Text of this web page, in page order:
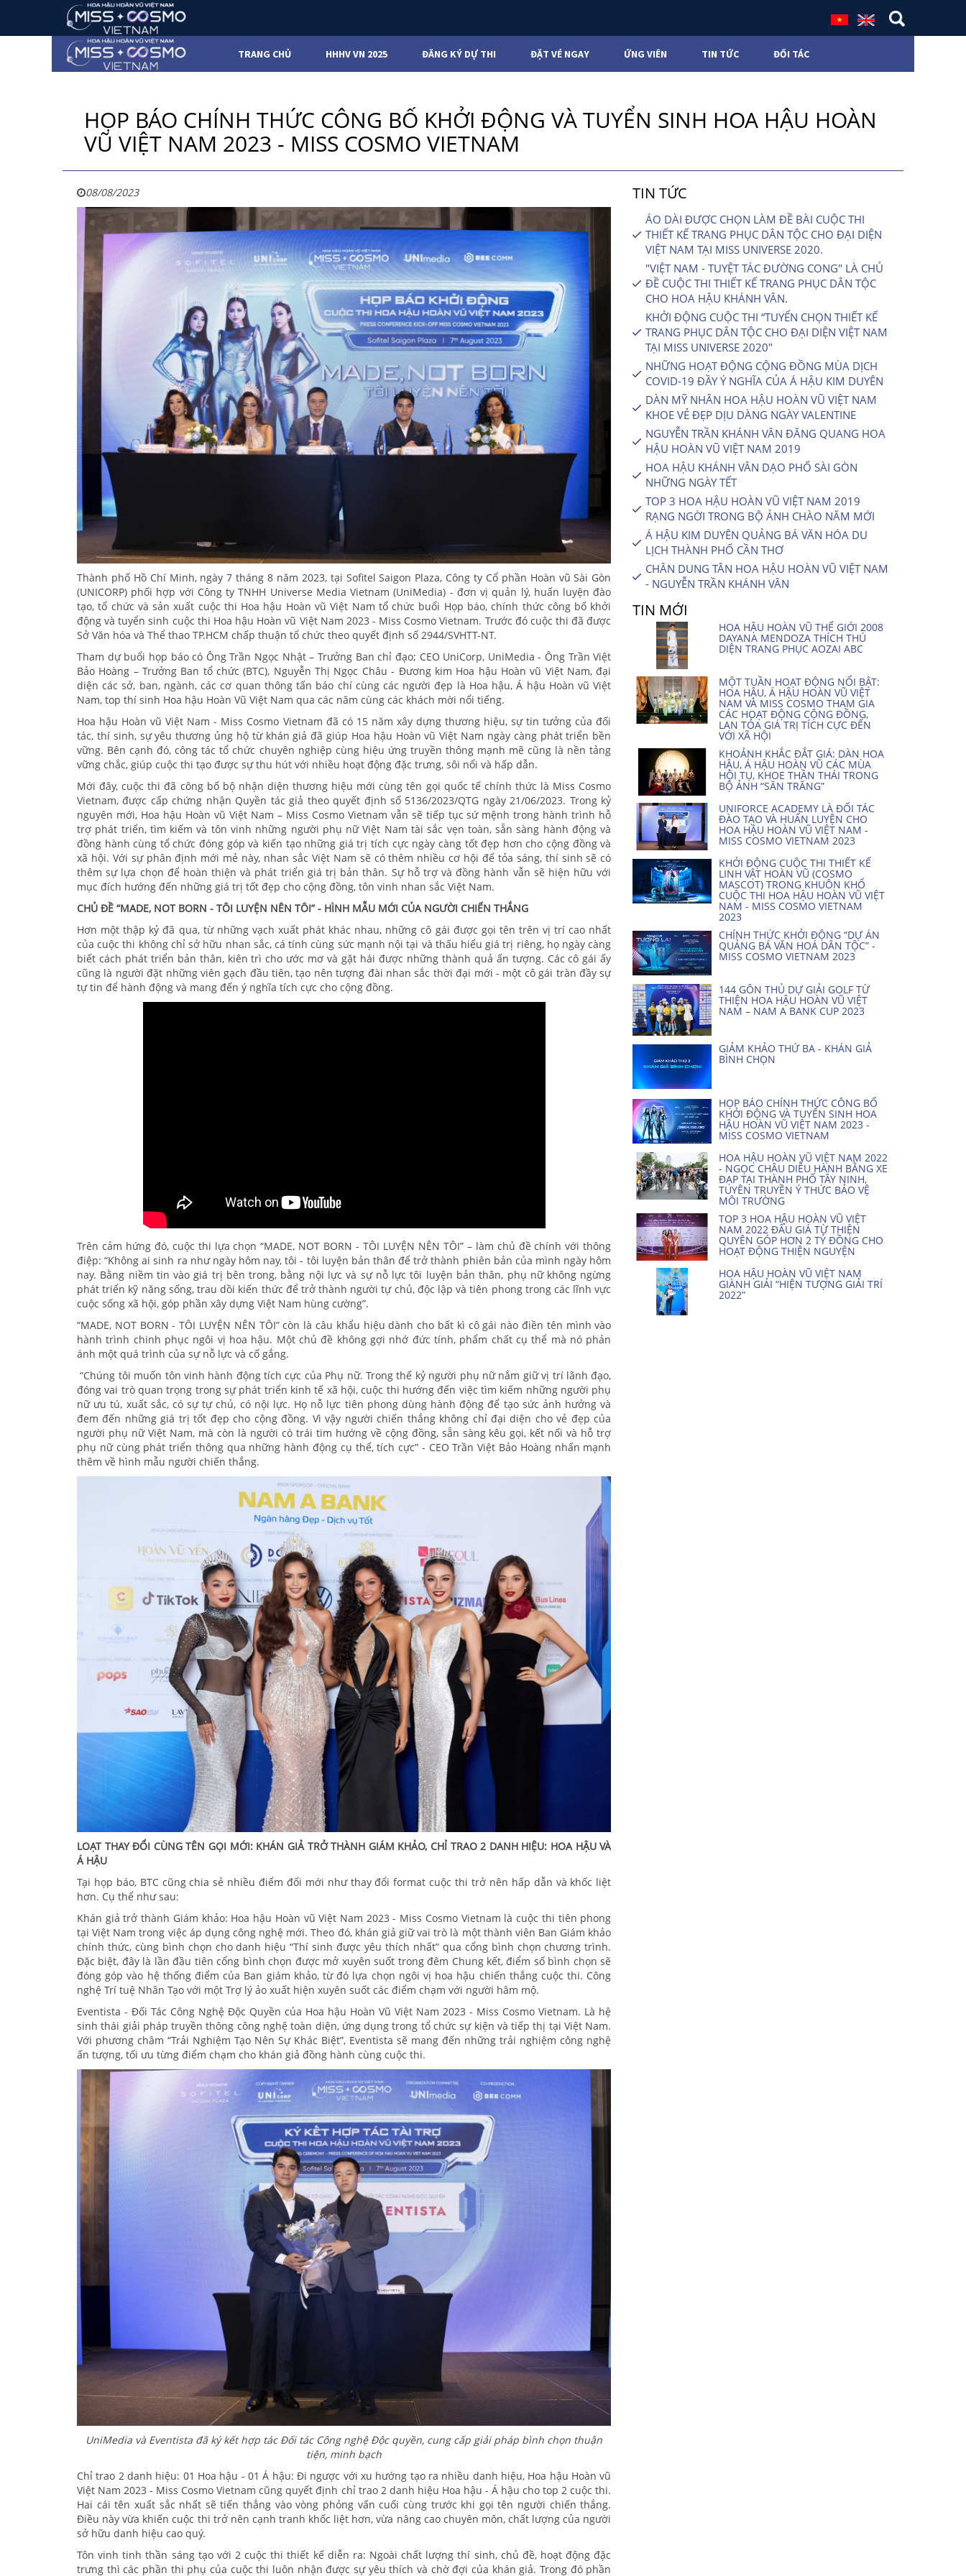
TRANG CHỦ HHHV VN 2025 ĐĂNG KÝ DỰ THI ĐẶT VÉ NGAY ỨNG VIÊN TIN TỨC ĐỐI TÁC
HỌP BÁO CHÍNH THỨC CÔNG BỐ KHỞI ĐỘNG VÀ TUYỂN SINH HOA HẬU HOÀN
VŨ VIỆT NAM 2023 - MISS COSMO VIETNAM
08/08/2023
Thành phố Hồ Chí Minh, ngày 7 tháng 8 năm 2023, tại Sofitel Saigon Plaza, Công ty Cổ phần Hoàn vũ Sài Gòn
(UNICORP) phối hợp với Công ty TNHH Universe Media Vietnam (UniMedia) - đơn vị quản lý, huấn luyện đào
tạo, tổ chức và sản xuất cuộc thi Hoa hậu Hoàn vũ Việt Nam tổ chức buổi Họp báo, chính thức công bố khởi
động và tuyển sinh cuộc thi Hoa hậu Hoàn vũ Việt Nam 2023 - Miss Cosmo Vietnam. Trước đó cuộc thi đã được
Sở Văn hóa và Thể thao TP.HCM chấp thuận tổ chức theo quyết định số 2944/SVHTT-NT.
Tham dự buổi họp báo có Ông Trần Ngọc Nhật – Trưởng Ban chỉ đạo; CEO UniCorp, UniMedia - Ông Trần Việt
Bảo Hoàng – Trưởng Ban tổ chức (BTC), Nguyễn Thị Ngọc Châu - Đương kim Hoa hậu Hoàn vũ Việt Nam, đại
diện các sở, ban, ngành, các cơ quan thông tấn báo chí cùng các người đẹp là Hoa hậu, Á hậu Hoàn vũ Việt
Nam, top thí sinh Hoa hậu Hoàn Vũ Việt Nam qua các năm cùng các khách mời nổi tiếng.
Hoa hậu Hoàn vũ Việt Nam - Miss Cosmo Vietnam đã có 15 năm xây dựng thương hiệu, sự tin tưởng của đối
tác, thí sinh, sự yêu thương ủng hộ từ khán giả đã giúp Hoa hậu Hoàn vũ Việt Nam ngày càng phát triển bền
vững. Bên cạnh đó, công tác tổ chức chuyên nghiệp cùng hiệu ứng truyền thông mạnh mẽ cũng là nền tảng
vững chắc, giúp cuộc thi tạo được sự thu hút với nhiều hoạt động đặc trưng, sôi nổi và hấp dẫn.
Mới đây, cuộc thi đã công bố bộ nhận diện thương hiệu mới cùng tên gọi quốc tế chính thức là Miss Cosmo
Vietnam, được cấp chứng nhận Quyền tác giả theo quyết định số 5136/2023/QTG ngày 21/06/2023. Trong kỷ
nguyên mới, Hoa hậu Hoàn vũ Việt Nam – Miss Cosmo Vietnam vẫn sẽ tiếp tục sứ mệnh trong hành trình hỗ
trợ phát triển, tìm kiếm và tôn vinh những người phụ nữ Việt Nam tài sắc vẹn toàn, sẵn sàng hành động và
đồng hành cùng tổ chức đóng góp và kiến tạo những giá trị tích cực ngày càng tốt đẹp hơn cho cộng đồng và
xã hội. Với sự phân định mới mẻ này, nhan sắc Việt Nam sẽ có thêm nhiều cơ hội để tỏa sáng, thí sinh sẽ có
thêm sự lựa chọn để hoàn thiện và phát triển giá trị bản thân. Sự hỗ trợ và đồng hành vẫn sẽ hiện hữu với
mục đích hướng đến những giá trị tốt đẹp cho cộng đồng, tôn vinh nhan sắc Việt Nam.
CHỦ ĐỀ “MADE, NOT BORN - TÔI LUYỆN NÊN TÔI” - HÌNH MẪU MỚI CỦA NGƯỜI CHIẾN THẮNG
Hơn một thập kỷ đã qua, từ những vạch xuất phát khác nhau, những cô gái được gọi tên trên vị trí cao nhất
của cuộc thi không chỉ sở hữu nhan sắc, cá tính cùng sức mạnh nội tại và thấu hiểu giá trị riêng, họ ngày càng
biết cách phát triển bản thân, kiên trì cho ước mơ và gặt hái được những thành quả ấn tượng. Các cô gái ấy
cũng là người đặt những viên gạch đầu tiên, tạo nên tượng đài nhan sắc thời đại mới - một cô gái tràn đầy sự
tự tin để hành động và mang đến ý nghĩa tích cực cho cộng đồng.
Trên cảm hứng đó, cuộc thi lựa chọn “MADE, NOT BORN - TÔI LUYỆN NÊN TÔI” – làm chủ đề chính với thông
điệp: “Không ai sinh ra như ngày hôm nay, tôi - tôi luyện bản thân để trở thành phiên bản của mình ngày hôm
nay. Bằng niềm tin vào giá trị bên trong, bằng nội lực và sự nỗ lực tôi luyện bản thân, phụ nữ không ngừng
phát triển kỹ năng sống, trau dồi kiến thức để trở thành người tự chủ, độc lập và tiên phong trong các lĩnh vực
cuộc sống xã hội, góp phần xây dựng Việt Nam hùng cường”.
“MADE, NOT BORN - TÔI LUYỆN NÊN TÔI” còn là câu khẩu hiệu dành cho bất kì cô gái nào điền tên mình vào
hành trình chinh phục ngôi vị hoa hậu. Một chủ đề không gợi nhớ đức tính, phẩm chất cụ thể mà nó phản
ánh một quá trình của sự nỗ lực và cố gắng.
“Chúng tôi muốn tôn vinh hành động tích cực của Phụ nữ. Trong thế kỷ người phụ nữ nắm giữ vị trí lãnh đạo,
đóng vai trò quan trọng trong sự phát triển kinh tế xã hội, cuộc thi hướng đến việc tìm kiếm những người phụ
nữ ưu tú, xuất sắc, có sự tự chủ, có nội lực. Họ nỗ lực tiên phong dùng hành động để tạo sức ảnh hưởng và
đem đến những giá trị tốt đẹp cho cộng đồng. Vì vậy người chiến thắng không chỉ đại diện cho vẻ đẹp của
người phụ nữ Việt Nam, mà còn là người có trái tim hướng về cộng đồng, sẵn sàng kêu gọi, kết nối và hỗ trợ
phụ nữ cùng phát triển thông qua những hành động cụ thể, tích cực” - CEO Trần Việt Bảo Hoàng nhấn mạnh
thêm về hình mẫu người chiến thắng.
LOẠT THAY ĐỔI CÙNG TÊN GỌI MỚI: KHÁN GIẢ TRỞ THÀNH GIÁM KHẢO, CHỈ TRAO 2 DANH HIỆU: HOA HẬU VÀ
Á HẬU
Tại họp báo, BTC cũng chia sẻ nhiều điểm đổi mới như thay đổi format cuộc thi trở nên hấp dẫn và khốc liệt
hơn. Cụ thể như sau:
Khán giả trở thành Giám khảo: Hoa hậu Hoàn vũ Việt Nam 2023 - Miss Cosmo Vietnam là cuộc thi tiên phong
tại Việt Nam trong việc áp dụng công nghệ mới. Theo đó, khán giả giữ vai trò là một thành viên Ban Giám khảo
chính thức, cùng bình chọn cho danh hiệu “Thí sinh được yêu thích nhất” qua cổng bình chọn chương trình.
Đặc biệt, đây là lần đầu tiên cổng bình chọn được mở xuyên suốt trong đêm Chung kết, điểm số bình chọn sẽ
đóng góp vào hệ thống điểm của Ban giám khảo, từ đó lựa chọn ngôi vị hoa hậu chiến thắng cuộc thi. Công
nghệ Trí tuệ Nhân Tạo với một Trợ lý ảo xuất hiện xuyên suốt các điểm chạm với người hâm mộ.
Eventista - Đối Tác Công Nghệ Độc Quyền của Hoa hậu Hoàn Vũ Việt Nam 2023 - Miss Cosmo Vietnam. Là hệ
sinh thái giải pháp truyền thông công nghệ toàn diện, ứng dụng trong tổ chức sự kiện và tiếp thị tại Việt Nam.
Với phương châm “Trải Nghiệm Tạo Nên Sự Khác Biệt”, Eventista sẽ mang đến những trải nghiệm công nghệ
ấn tượng, tối ưu từng điểm chạm cho khán giả đồng hành cùng cuộc thi.
UniMedia và Eventista đã ký kết hợp tác Đối tác Công nghệ Độc quyền, cung cấp giải pháp bình chọn thuận
tiện, minh bạch
Chỉ trao 2 danh hiệu: 01 Hoa hậu - 01 Á hậu: Đi ngược với xu hướng tạo ra nhiều danh hiệu, Hoa hậu Hoàn vũ
Việt Nam 2023 - Miss Cosmo Vietnam cũng quyết định chỉ trao 2 danh hiệu Hoa hậu - Á hậu cho top 2 cuộc thi.
Hai cái tên xuất sắc nhất sẽ tiến thẳng vào vòng phỏng vấn cuối cùng trước khi gọi tên người chiến thắng.
Điều này vừa khiến cuộc thi trở nên cạnh tranh khốc liệt hơn, vừa nâng cao chuyên môn, chất lượng của người
sở hữu danh hiệu cao quý.
Tôn vinh tinh thần sáng tạo với 2 cuộc thi thiết kế diễn ra: Ngoài chất lượng thí sinh, chủ đề, hoạt động đặc
trưng thì các phần thi phụ của cuộc thi luôn nhận được sự yêu thích và chờ đợi của khán giả. Trong đó phần
TIN TỨC
ÁO DÀI ĐƯỢC CHỌN LÀM ĐỀ BÀI CUỘC THI
THIẾT KẾ TRANG PHỤC DÂN TỘC CHO ĐẠI DIỆN
VIỆT NAM TẠI MISS UNIVERSE 2020.
"VIỆT NAM - TUYỆT TÁC ĐƯỜNG CONG" LÀ CHỦ
ĐỀ CUỘC THI THIẾT KẾ TRANG PHỤC DÂN TỘC
CHO HOA HẬU KHÁNH VÂN.
KHỞI ĐỘNG CUỘC THI “TUYỂN CHỌN THIẾT KẾ
TRANG PHỤC DÂN TỘC CHO ĐẠI DIỆN VIỆT NAM
TẠI MISS UNIVERSE 2020″
NHỮNG HOẠT ĐỘNG CỘNG ĐỒNG MÙA DỊCH
COVID-19 ĐẦY Ý NGHĨA CỦA Á HẬU KIM DUYÊN
DÀN MỸ NHÂN HOA HẬU HOÀN VŨ VIỆT NAM
KHOE VẺ ĐẸP DỊU DÀNG NGÀY VALENTINE
NGUYỄN TRẦN KHÁNH VÂN ĐĂNG QUANG HOA
HẬU HOÀN VŨ VIỆT NAM 2019
HOA HẬU KHÁNH VÂN DẠO PHỐ SÀI GÒN
NHỮNG NGÀY TẾT
TOP 3 HOA HẬU HOÀN VŨ VIỆT NAM 2019
RẠNG NGỜI TRONG BỘ ẢNH CHÀO NĂM MỚI
Á HẬU KIM DUYÊN QUẢNG BÁ VĂN HÓA DU
LỊCH THÀNH PHỐ CẦN THƠ
CHÂN DUNG TÂN HOA HẬU HOÀN VŨ VIỆT NAM
- NGUYỄN TRẦN KHÁNH VÂN
TIN MỚI
HOA HẬU HOÀN VŨ THẾ GIỚI 2008
DAYANA MENDOZA THÍCH THÚ
DIỆN TRANG PHỤC AOZAI ABC
MỘT TUẦN HOẠT ĐỘNG NỔI BẬT:
HOA HẬU, Á HẬU HOÀN VŨ VIỆT
NAM VÀ MISS COSMO THAM GIA
CÁC HOẠT ĐỘNG CỘNG ĐỒNG,
LAN TỎA GIÁ TRỊ TÍCH CỰC ĐẾN
VỚI XÃ HỘI
KHOẢNH KHẮC ĐẮT GIÁ: DÀN HOA
HẬU, Á HẬU HOÀN VŨ CÁC MÙA
HỘI TỤ, KHOE THẦN THÁI TRONG
BỘ ẢNH “SĂN TRĂNG”
UNIFORCE ACADEMY LÀ ĐỐI TÁC
ĐÀO TẠO VÀ HUẤN LUYỆN CHO
HOA HẬU HOÀN VŨ VIỆT NAM -
MISS COSMO VIETNAM 2023
KHỞI ĐỘNG CUỘC THI THIẾT KẾ
LINH VẬT HOÀN VŨ (COSMO
MASCOT) TRONG KHUÔN KHỔ
CUỘC THI HOA HẬU HOÀN VŨ VIỆT
NAM - MISS COSMO VIETNAM
2023
CHÍNH THỨC KHỞI ĐỘNG “DỰ ÁN
QUẢNG BÁ VĂN HOÁ DÂN TỘC” -
MISS COSMO VIETNAM 2023
144 GÔN THỦ DỰ GIẢI GOLF TỪ
THIỆN HOA HẬU HOÀN VŨ VIỆT
NAM – NAM A BANK CUP 2023
GIẢM KHẢO THỨ BA - KHÁN GIẢ
BÌNH CHỌN
HỌP BÁO CHÍNH THỨC CÔNG BỐ
KHỞI ĐỘNG VÀ TUYỂN SINH HOA
HẬU HOÀN VŨ VIỆT NAM 2023 -
MISS COSMO VIETNAM
HOA HẬU HOÀN VŨ VIỆT NAM 2022
- NGỌC CHÂU DIỄU HÀNH BẰNG XE
ĐẠP TẠI THÀNH PHỐ TÂY NINH,
TUYÊN TRUYỀN Ý THỨC BẢO VỆ
MÔI TRƯỜNG
TOP 3 HOA HẬU HOÀN VŨ VIỆT
NAM 2022 ĐẤU GIÁ TỪ THIỆN
QUYÊN GÓP HƠN 2 TỶ ĐỒNG CHO
HOẠT ĐỘNG THIỆN NGUYỆN
HOA HẬU HOÀN VŨ VIỆT NAM
GIÀNH GIẢI “HIỆN TƯỢNG GIẢI TRÍ
2022”